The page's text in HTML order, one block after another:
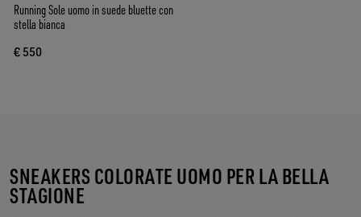
Running Sole uomo in suede bluette con
stella bianca
€ 550
SNEAKERS COLORATE UOMO PER LA BELLA
STAGIONE